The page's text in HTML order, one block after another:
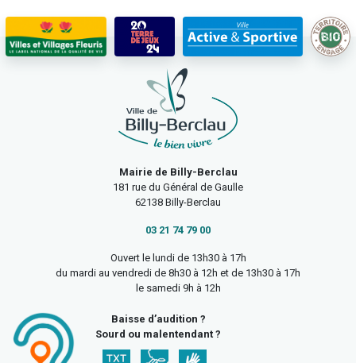
Mairie de Billy-Berclau
181 rue du Général de Gaulle
62138 Billy-Berclau
03 21 74 79 00
Ouvert le lundi de 13h30 à 17h
du mardi au vendredi de 8h30 à 12h et de 13h30 à 17h
le samedi 9h à 12h
Baisse d’audition ?
Sourd ou malentendant ?